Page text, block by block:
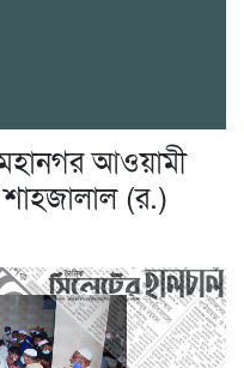
আওয়ামী
(র.)